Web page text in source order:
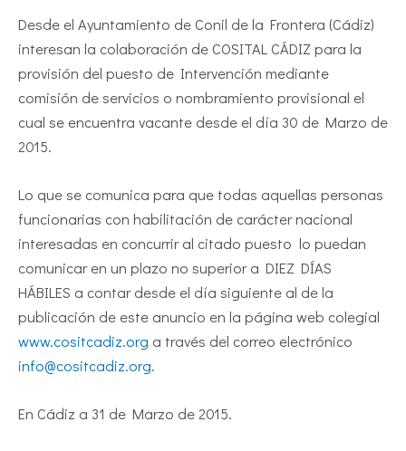
Desde el Ayuntamiento de Conil de la Frontera (Cádiz)
interesan la colaboración de COSITAL CÁDIZ para la
provisión del puesto de Intervención mediante
comisión de servicios o nombramiento provisional el
cual se encuentra vacante desde el día 30 de Marzo de
2015.
Lo que se comunica para que todas aquellas personas
funcionarias con habilitación de carácter nacional
interesadas en concurrir al citado puesto lo puedan
comunicar en un plazo no superior a DIEZ DÍAS
HÁBILES a contar desde el día siguiente al de la
publicación de este anuncio en la página web colegial
www.cositcadiz.org a través del correo electrónico
info@cositcadiz.org.
En Cádiz a 31 de Marzo de 2015.